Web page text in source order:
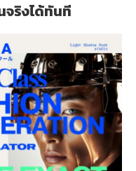
จริงได้ทันที